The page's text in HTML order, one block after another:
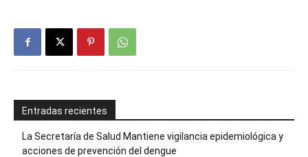
Entradas recientes
La Secretaría de Salud Mantiene vigilancia epidemiológica y
acciones de prevención del dengue